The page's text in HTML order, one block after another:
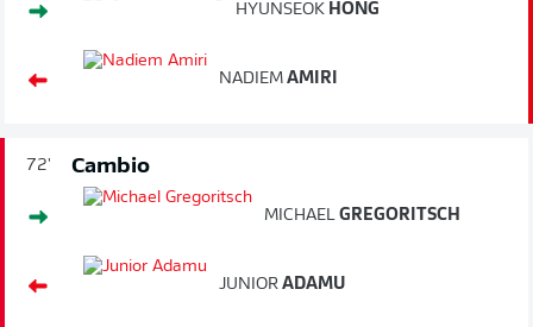
HYUNSEOK HONG
NADIEM AMIRI
72' Cambio
MICHAEL GREGORITSCH
JUNIOR ADAMU